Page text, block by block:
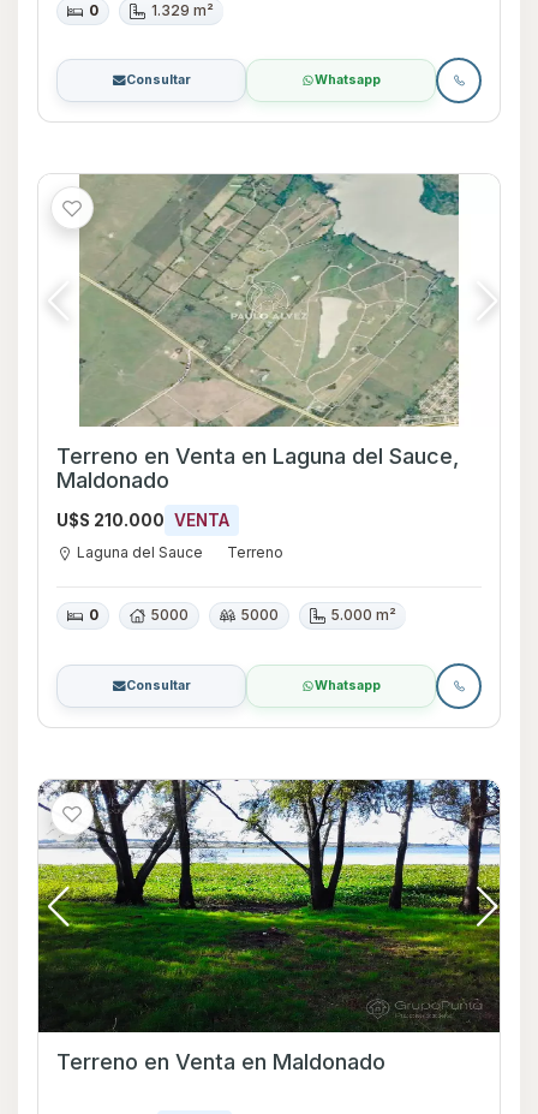
0 1.329 m²
Consultar Whatsapp
Terreno en Venta en Laguna del Sauce,
Maldonado
U$S 210.000 VENTA
Laguna del Sauce Terreno
0 5000 5000 5.000 m²
Consultar Whatsapp
Terreno en Venta en Maldonado